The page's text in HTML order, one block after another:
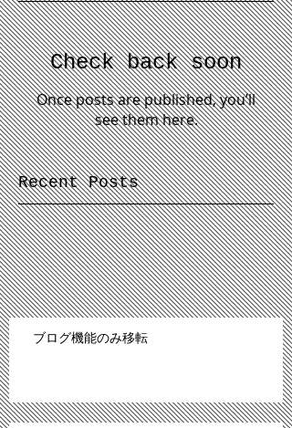
Check back soon
Once posts are published, you’ll
see them here.
Recent Posts
ブログ機能のみ移転